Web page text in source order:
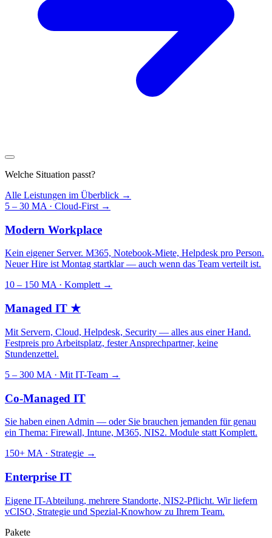
Welche Situation passt?
Alle Leistungen im Überblick →
5 – 30 MA · Cloud-First →
Modern Workplace
Kein eigener Server. M365, Notebook-Miete, Helpdesk pro Person.
Neuer Hire ist Montag startklar — auch wenn das Team verteilt ist.
10 – 150 MA · Komplett →
Managed IT ★
Mit Servern, Cloud, Helpdesk, Security — alles aus einer Hand.
Festpreis pro Arbeitsplatz, fester Ansprechpartner, keine
Stundenzettel.
5 – 300 MA · Mit IT-Team →
Co-Managed IT
Sie haben einen Admin — oder Sie brauchen jemanden für genau
ein Thema: Firewall, Intune, M365, NIS2. Module statt Komplett.
150+ MA · Strategie →
Enterprise IT
Eigene IT-Abteilung, mehrere Standorte, NIS2-Pflicht. Wir liefern
vCISO, Strategie und Spezial-Knowhow zu Ihrem Team.
Pakete